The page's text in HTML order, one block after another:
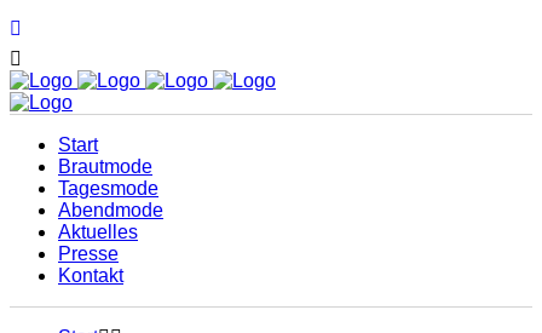
Start
Brautmode
Tagesmode
Abendmode
Aktuelles
Presse
Kontakt